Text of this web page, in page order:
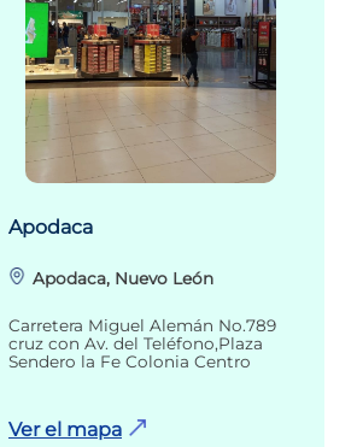
Apodaca
Apodaca, Nuevo León
Carretera Miguel Alemán No.789
cruz con Av. del Teléfono,Plaza
Sendero la Fe Colonia Centro
Ver el mapa